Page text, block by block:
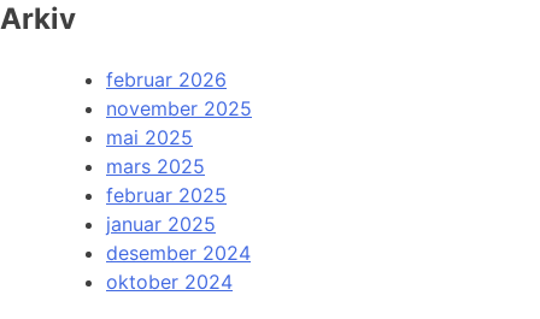
Arkiv
februar 2026
november 2025
mai 2025
mars 2025
februar 2025
januar 2025
desember 2024
oktober 2024